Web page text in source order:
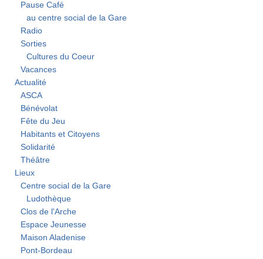
Pause Café
au centre social de la Gare
Radio
Sorties
Cultures du Coeur
Vacances
Actualité
ASCA
Bénévolat
Fête du Jeu
Habitants et Citoyens
Solidarité
Théâtre
Lieux
Centre social de la Gare
Ludothèque
Clos de l'Arche
Espace Jeunesse
Maison Aladenise
Pont-Bordeau